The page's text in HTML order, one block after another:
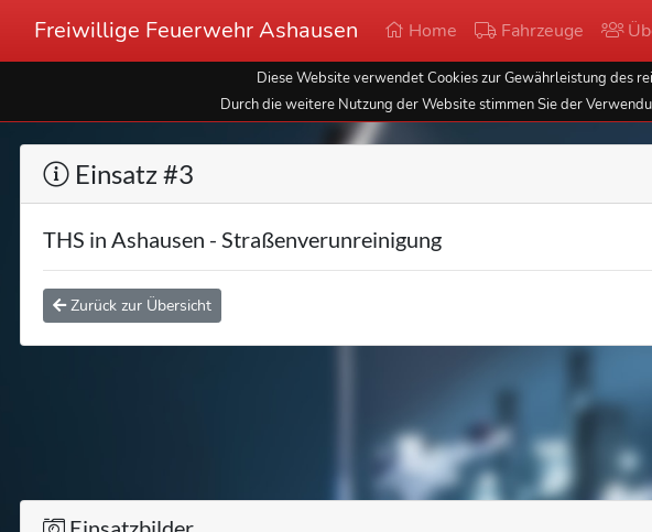
Freiwillige Feuerwehr Ashausen Home Fahrzeuge
Diese Website verwendet Cookies zur Gewährleistung des
Durch die weitere Nutzung der Website stimmen Sie der
Einsatz #3
THS in Ashausen - Straßenverunreinigung
Zurück zur Übersicht